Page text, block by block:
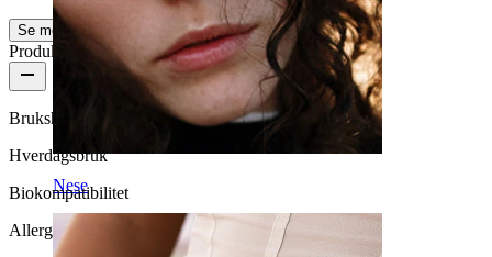
Nese
Se mer
Produktkvalitet
Brukshyppighet
Hverdagsbruk
Biokompatibilitet
Allergivennlig